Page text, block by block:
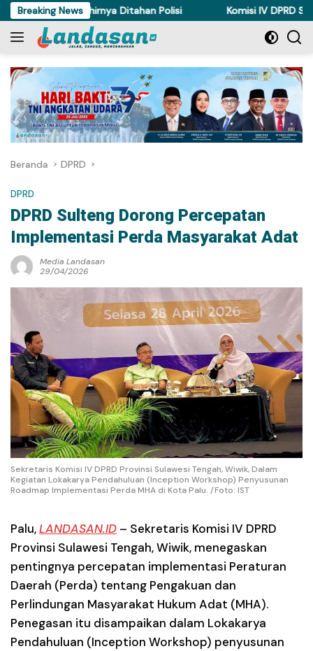
Langsung
ke
konten
Breaking News
Torue Akhirnya Ditahan Polisi Komisi IV DPRD Sulteng
Beranda DPRD
DPRD
DPRD Sulteng Dorong Percepatan
Implementasi Perda Masyarakat Adat
Media Landasan
29/04/2026
Sekretaris Komisi IV DPRD Provinsi Sulawesi Tengah, Wiwik, Dalam
Kegiatan Lokakarya Pendahuluan (Inception Workshop) Penyusunan
Roadmap Implementasi Perda MHA di Kota Palu. /Foto: IST
Palu,LANDASAN.ID – Sekretaris Komisi IV DPRD
Provinsi Sulawesi Tengah, Wiwik, menegaskan
pentingnya percepatan implementasi Peraturan
Daerah (Perda) tentang Pengakuan dan
Perlindungan Masyarakat Hukum Adat (MHA).
Penegasan itu disampaikan dalam Lokakarya
Pendahuluan (Inception Workshop) penyusunan